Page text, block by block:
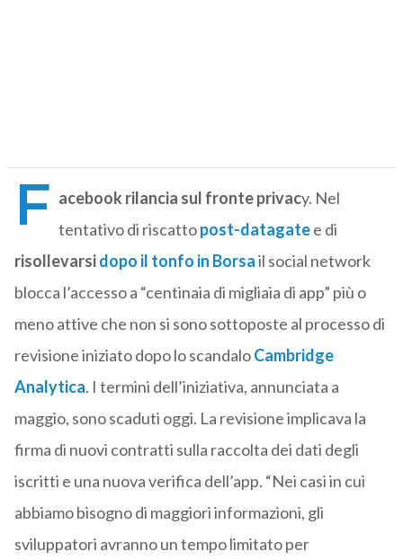
F acebook rilancia sul fronte privacy. Nel
tentativo di riscattopost-datagatee di
risollevarsidopo il tonfo in Borsail social network
blocca l’accesso a “centinaia di migliaia di app” più o
meno attive che non si sono sottoposte al processo di
revisione iniziato dopo lo scandaloCambridge
Analytica. I termini dell’iniziativa, annunciata a
maggio, sono scaduti oggi. La revisione implicava la
firma di nuovi contratti sulla raccolta dei dati degli
iscritti e una nuova verifica dell’app. “Nei casi in cui
abbiamo bisogno di maggiori informazioni, gli
sviluppatori avranno un tempo limitato per